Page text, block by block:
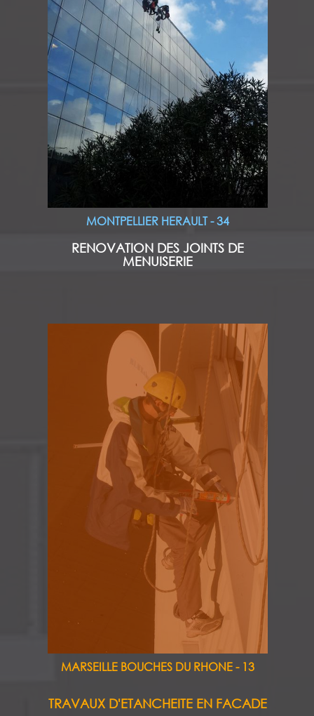
MONTPELLIER HERAULT - 34
RENOVATION DES JOINTS DE
MENUISERIE
MARSEILLE BOUCHES DU RHONE - 13
TRAVAUX D'ETANCHEITE EN FACADE